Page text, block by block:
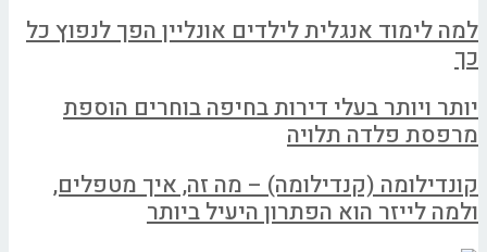
למה לימוד אנגלית לילדים אונליין הפך לנפוץ כל
כך
יותר ויותר בעלי דירות בחיפה בוחרים הוספת
מרפסת פלדה תלויה
קונדילומה (קנדילומה) – מה זה, איך מטפלים,
ולמה לייזר הוא הפתרון היעיל ביותר